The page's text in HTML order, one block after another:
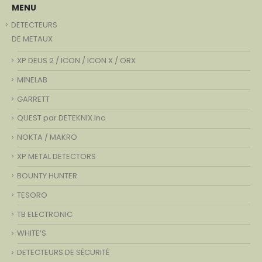
MENU
DETECTEURS
DE METAUX
XP DEUS 2 / ICON / ICON X / ORX
MINELAB
GARRETT
QUEST par DETEKNIX.Inc
NOKTA / MAKRO
XP METAL DETECTORS
BOUNTY HUNTER
TESORO
TB ELECTRONIC
WHITE’S
DETECTEURS DE SÉCURITÉ